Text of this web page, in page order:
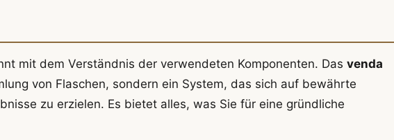
mit dem Verständnis der verwendeten Komponenten. Das venda
von Flaschen, sondern ein System, das sich auf bewährte
zu erzielen. Es bietet alles, was Sie für eine gründliche